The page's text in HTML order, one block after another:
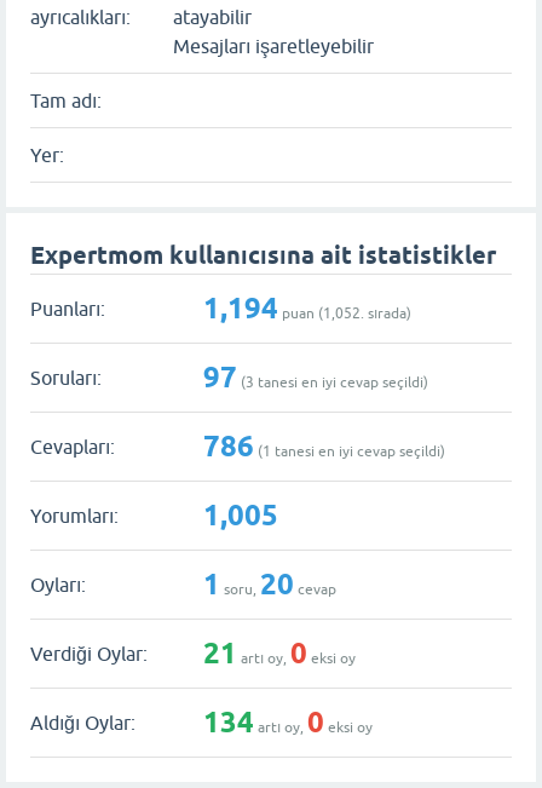
ayrıcalıkları:
atayabilir
Mesajları işaretleyebilir
Tam adı:
Yer:
Expertmom kullanıcısına ait istatistikler
Puanları: 1,194 puan (1,052. sırada)
Soruları: 97 (3 tanesi en iyi cevap seçildi)
Cevapları: 786 (1 tanesi en iyi cevap seçildi)
Yorumları: 1,005
Oyları: 1 soru, 20 cevap
Verdiği Oylar: 21 artı oy, 0 eksi oy
Aldığı Oylar: 134 artı oy, 0 eksi oy